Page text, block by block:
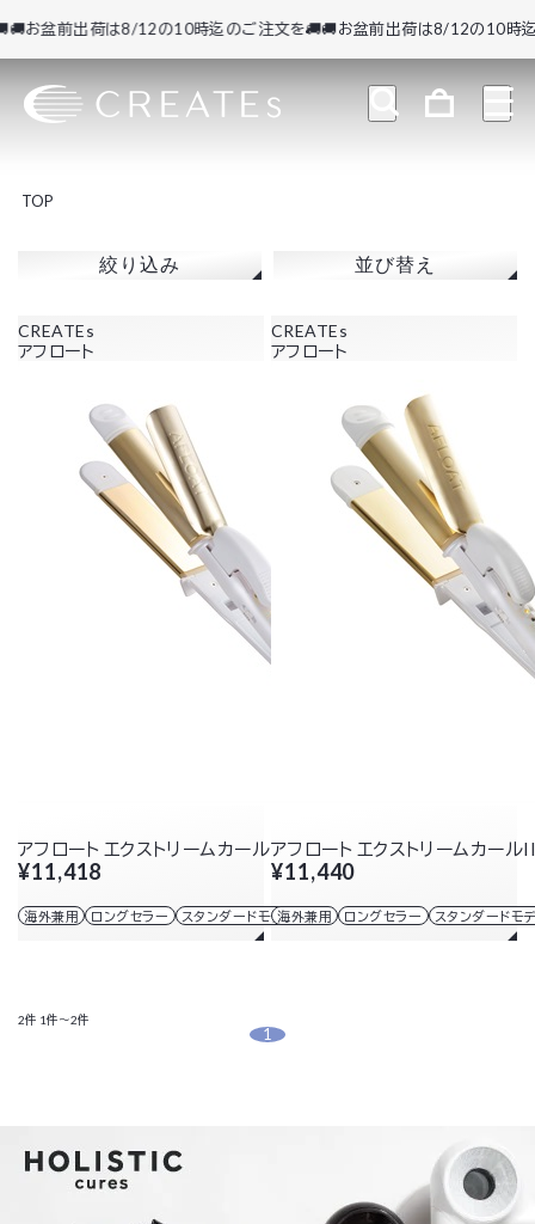
お盆前出荷は8/12の10時迄のご注文を🚚🚚お盆前出荷は8/12の10時迄
TOP
絞り込み 並び替え
CREATEs
アフロート
アフロート エクストリームカールII プラス 32mm
¥11,418
海外兼用 ロングセラー スタンダードモデル
CREATEs
アフロート
アフロート エクストリームカー
¥11,440
海外兼用 ロングセラー スタンダードモ
2件 1件～2件
1